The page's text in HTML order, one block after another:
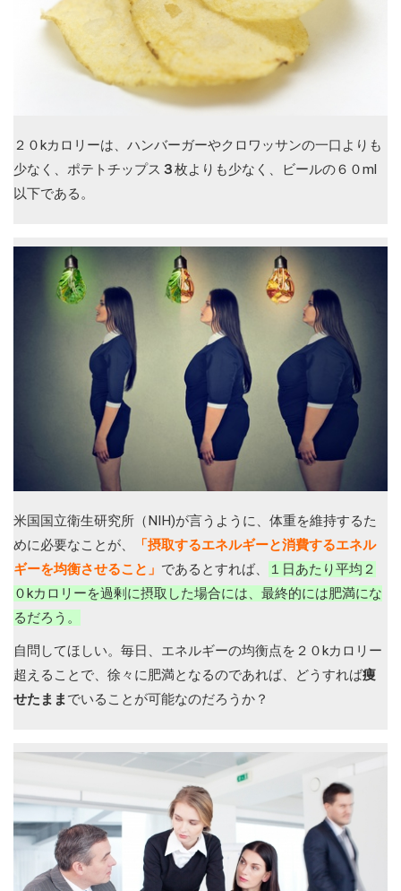
２０kカロリーは、ハンバーガーやクロワッサンの一口よりも
少なく、ポテトチップス ３枚よりも少なく、ビールの６０ml
以下である。
米国国立衛生研究所（NIH)が言うように、体重を維持するた
めに必要なことが、
「摂取するエネルギーと消費するエネル
ギーを均衡させること」 であるとすれば、
１日あたり平均２
０kカロリーを過剰に摂取した場合には、最終的には肥満にな
るだろう。
自問してほしい。毎日、エネルギーの均衡点を２０kカロリー
超えることで、徐々に肥満となるのであれば、どうすれば痩
せたままでいることが可能なのだろうか？